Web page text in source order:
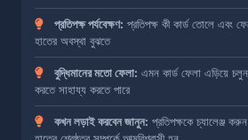
প্রতিপক্ষ পর্যবেক্ষণ: প্রতিপক্ষ কী কার্ড তোলে এবং
হাতের অবস্থা বুঝতে
বুদ্ধিমানের মতো ফেলা: এমন কার্ড ফেলা এড়িয়ে চলুন
করতে সাহায্য করতে পারে
কখন লড়াই করবেন জানুন: প্রতিপক্ষকে চ্যালেঞ্জ